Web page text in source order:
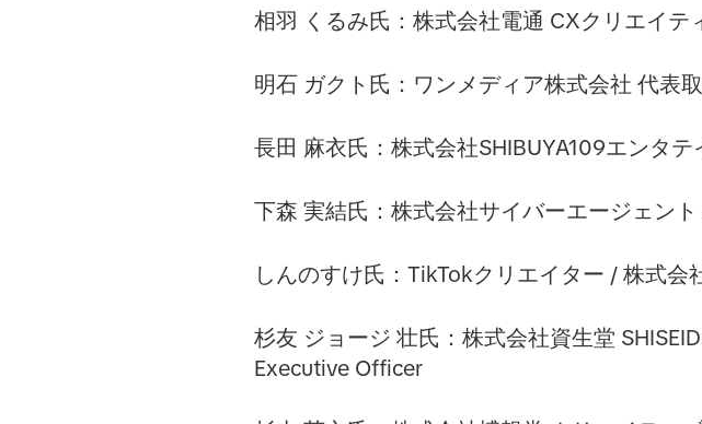
相羽 くるみ氏：株式会社電通 CXクリエイテ
明石 ガクト氏：ワンメディア株式会社 代表
長田 麻衣氏：株式会社SHIBUYA109エンタテ
下森 実結氏：株式会社サイバーエージェン
しんのすけ氏：TikTokクリエイター / 株式会
杉友 ジョージ 壮氏：株式会社資生堂
Executive Officer